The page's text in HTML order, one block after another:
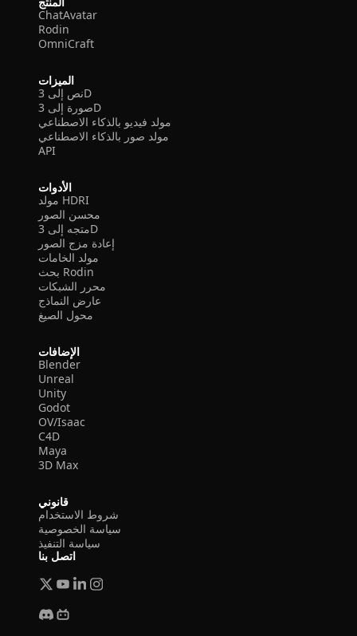
ChatAvatar
Rodin
OmniCraft
الميزات
نص إلى 3D
صورة إلى 3D
مولد فيديو بالذكاء الاصطناعي
مولد صور بالذكاء الاصطناعي
API
الأدوات
مولد HDRI
محسن الصور
متجه إلى 3D
إعادة مزج الصور
مولد الخامات
بحث Rodin
محرر الشبكات
عارض النماذج
محول الصيغ
الإضافات
Blender
Unreal
Unity
Godot
OV/Isaac
C4D
Maya
3D Max
قانوني
شروط الاستخدام
سياسة الخصوصية
سياسة التنفيذ
اتصل بنا